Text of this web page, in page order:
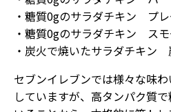
・糖質0gのサラダチキン プ
・糖質0gのサラダチキン ス
・炭火で焼いたサラダチキン
セブンイレブンでは様々な味
していますが、高タンパク質